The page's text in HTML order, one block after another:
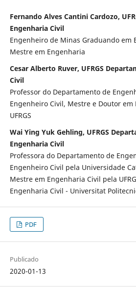
Fernando Alves Cantini Cardozo,
Engenharia Civil
Engenheiro de Minas Graduando em
Mestre em Engenharia
Cesar Alberto Ruver, UFRGS
Civil
Professor do Departamento de
Engenheiro Civil, Mestre e Doutor
UFRGS
Wai Ying Yuk Gehling, UFRGS
Engenharia Civil
Professora do Departamento de
Engenheiro Civil pela Universidade
Mestre em Engenharia Civil pela
Engenharia Civil - Universitat
PDF
Publicado
2020-01-13